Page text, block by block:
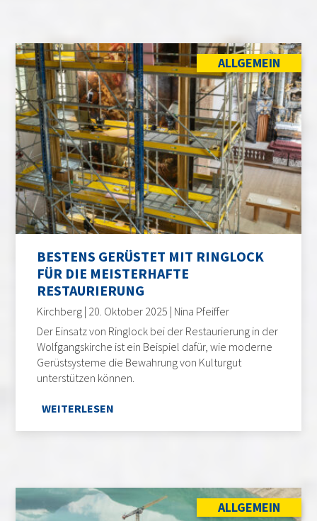
ALLGEMEIN
BESTENS GERÜSTET MIT RINGLOCK
FÜR DIE MEISTERHAFTE
RESTAURIERUNG
Kirchberg | 20. Oktober 2025 | Nina Pfeiffer
Der Einsatz von Ringlock bei der Restaurierung in der
Wolfgangskirche ist ein Beispiel dafür, wie moderne
Gerüstsysteme die Bewahrung von Kulturgut
unterstützen können.
WEITERLESEN
ALLGEMEIN